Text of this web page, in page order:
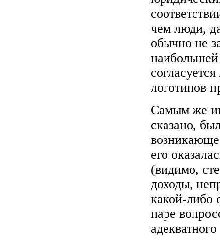
чем люди,
обычно не
логотипов
Самым же
сказано,
его
(видимо,
доходы,
какой-либо
паре